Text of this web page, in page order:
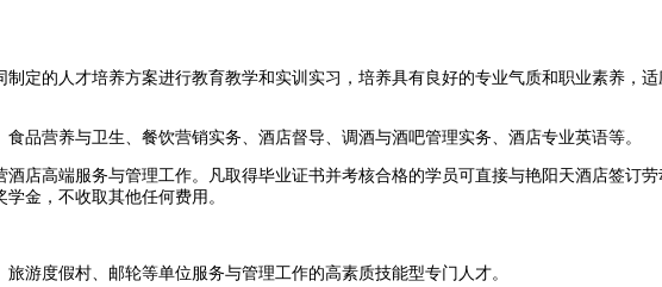
制定的人才培养方案进行教育教学和实训实习，培养具有良好的专业气质和职业素养，
品营养与卫生、餐饮营销实务、酒店督导、调酒与酒吧管理实务、酒店专业英语等。
店高端服务与管理工作。凡取得毕业证书并考核合格的学员可直接与艳阳天酒店签订
金，不收取其他任何费用。
游度假村、邮轮等单位服务与管理工作的高素质技能型专门人才。